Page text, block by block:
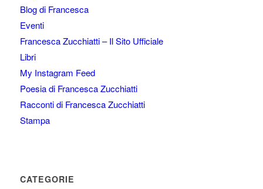
Blog di Francesca
Eventi
Francesca Zucchiatti – Il Sito Ufficiale
Libri
My Instagram Feed
Poesia di Francesca Zucchiatti
Racconti di Francesca Zucchiatti
Stampa
CATEGORIE